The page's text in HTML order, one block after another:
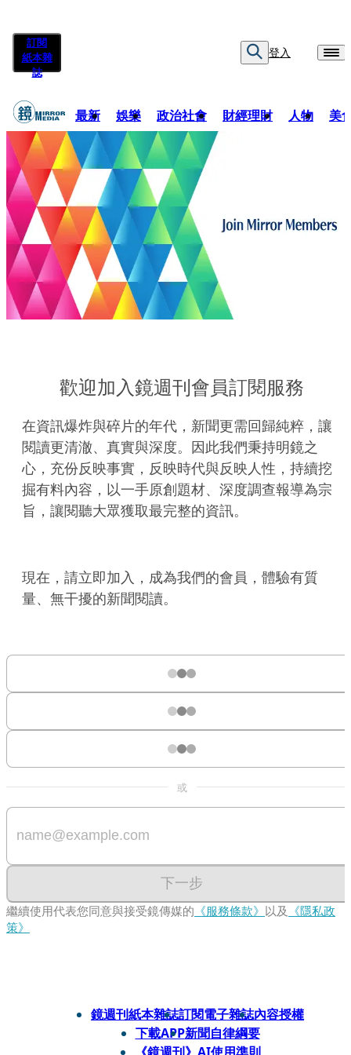
訂閱
紙本雜
誌
登入
最新 娛樂 政治社會 財經理財 人物 美
歡迎加入鏡週刊會員訂閱服務
在資訊爆炸與碎片的年代，新聞更需回歸純粹，讓
閱讀更清澈、真實與深度。因此我們秉持明鏡之
心，充份反映事實，反映時代與反映人性，持續挖
掘有料內容，以一手原創題材、深度調查報導為宗
旨，讓閱聽大眾獲取最完整的資訊。
現在，請立即加入，成為我們的會員，體驗有質
量、無干擾的新聞閱讀。
或
下一步
繼續使用代表您同意與接受鏡傳媒的 《服務條款》 以及 《隱私政
策》
鏡週刊紙本雜誌訂閱電子雜誌內容授權
下載APP新聞自律綱要